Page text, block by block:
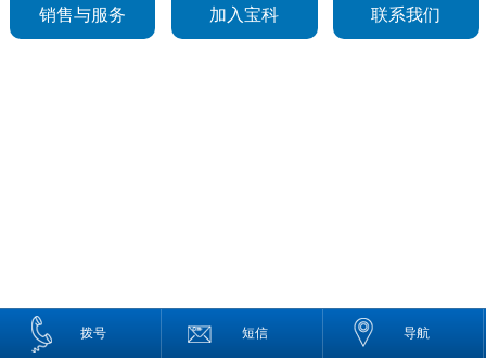
销售与服务 加入宝科 联系我们
拨号 短信 导航